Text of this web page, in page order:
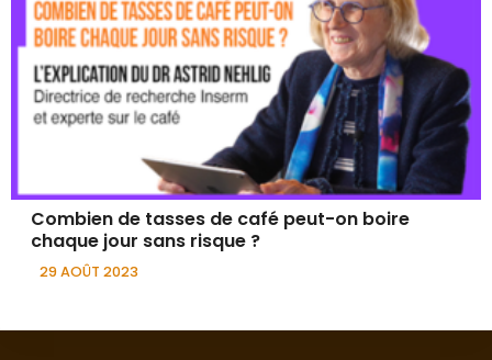
Combien de tasses de café peut-on boire
chaque jour sans risque ?
29 AOÛT 2023